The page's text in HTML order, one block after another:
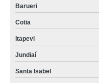
Barueri
Cotia
Itapevi
Jundiaí
Santa Isabel